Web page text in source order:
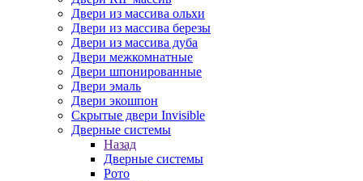
Двери из массива ольхи
Двери из массива березы
Двери из массива дуба
Двери межкомнатные
Двери шпонированные
Двери эмаль
Двери экошпон
Скрытые двери Invisible
Дверные системы
Назад
Дверные системы
Рото